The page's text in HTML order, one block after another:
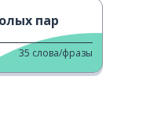
пар
35 слова/фразы